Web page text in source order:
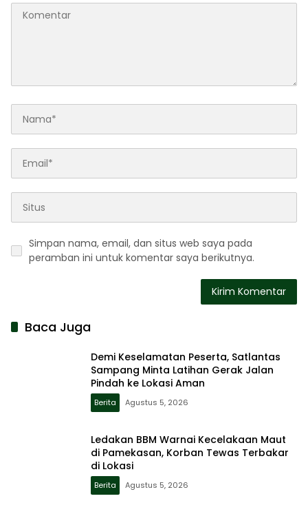
Simpan nama, email, dan situs web saya pada
peramban ini untuk komentar saya berikutnya.
Baca Juga
Demi Keselamatan Peserta, Satlantas
Sampang Minta Latihan Gerak Jalan
Pindah ke Lokasi Aman
Berita Agustus 5, 2026
Ledakan BBM Warnai Kecelakaan Maut
di Pamekasan, Korban Tewas Terbakar
di Lokasi
Berita Agustus 5, 2026